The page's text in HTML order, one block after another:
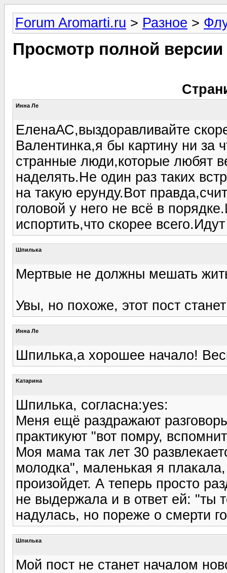
Forum Aromarti.ru > Разное >
Просмотр полной
Инна Ле
ЕленаАС,выздоравливайте
Валентинка,я бы картину ни за
странные люди,которые любят
наделять.Не один раз таких
на такую ерунду.Вот
головой у него не всё в
испортить,что скорее
Шпилька
Мертвые не должны мешать
Увы, но похоже, этот пост
Инна Ле
Шпилька,а хорошее начало!
Kатарина
Шпилька, согласна:yes:
Меня ещё раздражают
практикуют "вот помру,
Моя мама так лет 30
молодка", маленькая я
произойдет. А теперь просто
не выдержала и в ответ ей: "ты
надулась, но пореже о смерти
Шпилька
Мой пост не станет началом